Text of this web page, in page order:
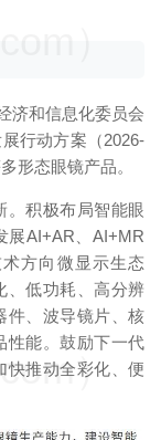
济和信息化委员会
行动方案（2026-
形态眼镜产品。
。积极布局智能眼
展AI+AR、AI+MR
方向微显示生态
、低功耗、高分辨
件、波导镜片、核
性能。鼓励下一代
快推动全彩化、便
）
）